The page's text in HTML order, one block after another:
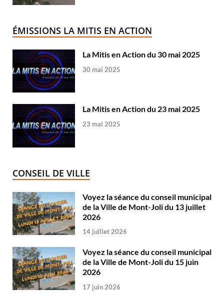
ÉMISSIONS LA MITIS EN ACTION
La Mitis en Action du 30 mai 2025
30 mai 2025
La Mitis en Action du 23 mai 2025
23 mai 2025
CONSEIL DE VILLE
Voyez la séance du conseil municipal
de la Ville de Mont-Joli du 13 juillet
2026
14 juillet 2026
Voyez la séance du conseil municipal
de la Ville de Mont-Joli du 15 juin
2026
17 juin 2026